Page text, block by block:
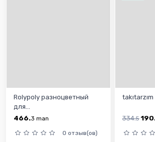
Rolypoly разноцветный
для...
466.3 man
0 отзыв(ов)
334.5